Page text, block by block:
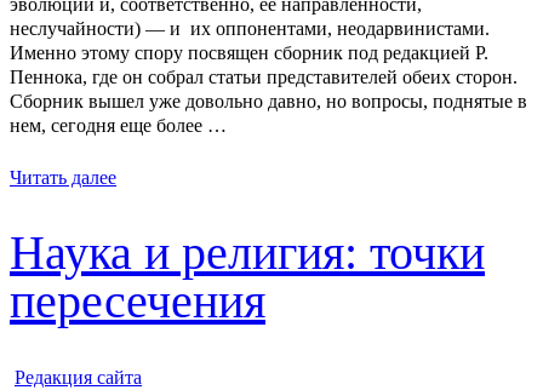
неслучайности) — и их оппонентами, неодарвинистами.
Именно этому спору посвящен сборник под редакцией Р.
Пеннока, где он собрал статьи представителей обеих сторон.
Сборник вышел уже довольно давно, но вопросы, поднятые в
нем, сегодня еще более …
Читать далее
Наука и религия: точки
пересечения
Редакция cайта